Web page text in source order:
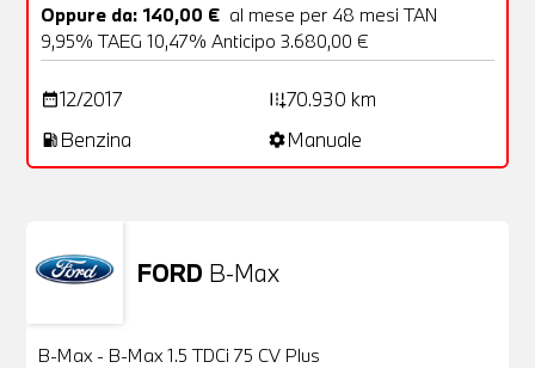
Oppure da: 140,00 € al mese per 48 mesi TAN
9,95% TAEG 10,47% Anticipo 3.680,00 €
date_range12/2017 add_road70.930 km
local_gas_station Benzina settingsManuale
FORD B-Max
B-Max - B-Max 1.5 TDCi 75 CV Plus